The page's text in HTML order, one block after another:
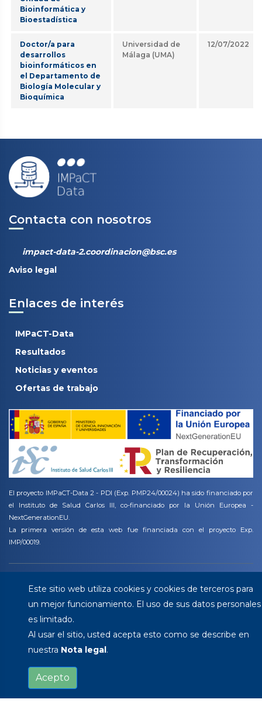
Bioinformática y
Bioestadística
Doctor/a para
desarrollos
bioinformáticos en
el Departamento de
Biología Molecular y
Bioquímica
Universidad de
Málaga (UMA)
12/07/2022
Contacta con nosotros
impact-data-2.coordinacion@bsc.es
Aviso legal
Enlaces de interés
IMPaCT-Data
Resultados
Noticias y eventos
Ofertas de trabajo
El proyecto IMPaCT-Data 2 - PDI (Exp. PMP24/00024) ha sido financiado por
el Instituto de Salud Carlos III, co-financiado por la Unión Europea -
NextGenerationEU.
La primera versión de esta web fue financiada con el proyecto Exp.
IMP/00019.
Colorlib . Some icons has been created byFreepik - Flaticon
Este sitio web utiliza cookies y cookies de terceros para
un mejor funcionamiento. El uso de sus datos personales
es limitado.
Al usar el sitio, usted acepta esto como se describe en
nuestra Nota legal.
Acepto